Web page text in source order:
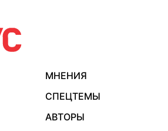
МНЕНИЯ
СПЕЦТЕМЫ
АВТОРЫ